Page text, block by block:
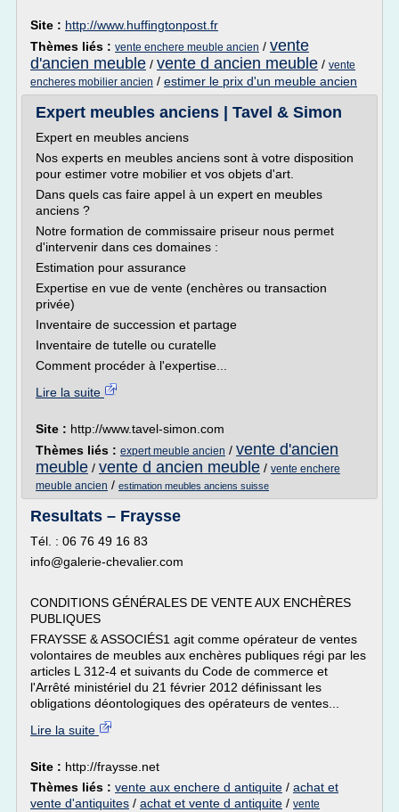
Site : http://www.huffingtonpost.fr
Thèmes liés : vente enchere meuble ancien / vente
d'ancien meuble / vente d ancien meuble / vente
encheres mobilier ancien / estimer le prix d'un meuble ancien
Expert meubles anciens | Tavel & Simon
Expert en meubles anciens
Nos experts en meubles anciens sont à votre disposition
pour estimer votre mobilier et vos objets d'art.
Dans quels cas faire appel à un expert en meubles
anciens ?
Notre formation de commissaire priseur nous permet
d'intervenir dans ces domaines :
Estimation pour assurance
Expertise en vue de vente (enchères ou transaction
privée)
Inventaire de succession et partage
Inventaire de tutelle ou curatelle
Comment procéder à l'expertise...
Lire la suite
Site : http://www.tavel-simon.com
Thèmes liés : expert meuble ancien / vente d'ancien
meuble / vente d ancien meuble / vente enchere
meuble ancien / estimation meubles anciens suisse
Resultats – Fraysse
Tél. : 06 76 49 16 83
info@galerie-chevalier.com
CONDITIONS GÉNÉRALES DE VENTE AUX ENCHÈRES
PUBLIQUES
FRAYSSE & ASSOCIÉS1 agit comme opérateur de ventes
volontaires de meubles aux enchères publiques régi par les
articles L 312-4 et suivants du Code de commerce et
l'Arrêté ministériel du 21 février 2012 définissant les
obligations déontologiques des opérateurs de ventes...
Lire la suite
Site : http://fraysse.net
Thèmes liés : vente aux enchere d antiquite / achat et
vente d'antiquites / achat et vente d antiquite / vente